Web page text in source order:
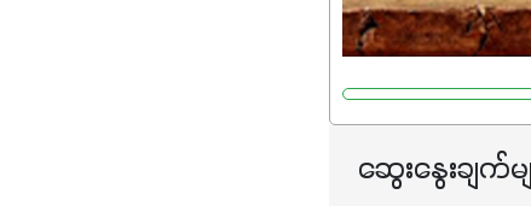
ဆွေးနွေးချက်မျ